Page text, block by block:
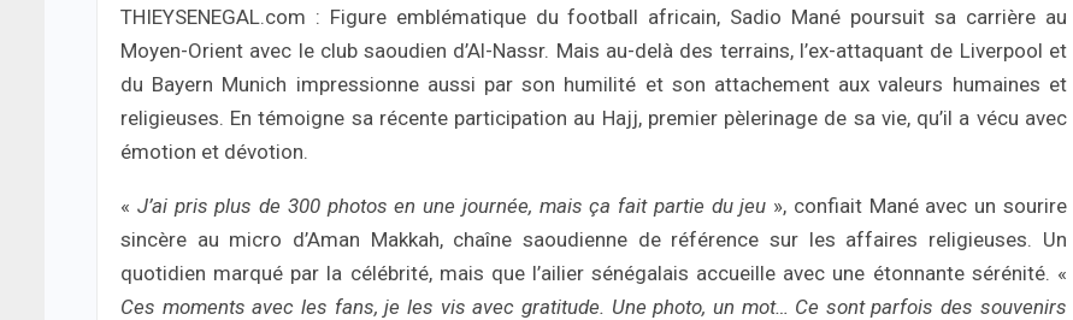
THIEYSENEGAL.com : Figure emblématique du football africain, Sadio Mané poursuit sa carrière au
Moyen-Orient avec le club saoudien d’Al-Nassr. Mais au-delà des terrains, l’ex-attaquant de Liverpool et
du Bayern Munich impressionne aussi par son humilité et son attachement aux valeurs humaines et
religieuses. En témoigne sa récente participation au Hajj, premier pèlerinage de sa vie, qu’il a vécu avec
émotion et dévotion.
« J’ai pris plus de 300 photos en une journée, mais ça fait partie du jeu », confiait Mané avec un sourire
sincère au micro d’Aman Makkah, chaîne saoudienne de référence sur les affaires religieuses. Un
quotidien marqué par la célébrité, mais que l’ailier sénégalais accueille avec une étonnante sérénité. «
Ces moments avec les fans, je les vis avec gratitude. Une photo, un mot… Ce sont parfois des souvenirs